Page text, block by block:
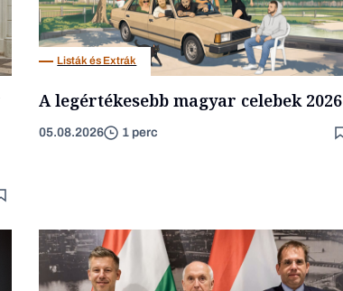
Listák és Extrák
A legértékesebb magyar celebek 2026
05.08.2026 1 perc